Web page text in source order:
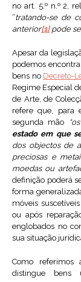
no art. 5.º n.º 2,
“tratando-se de
anterior[1]pode
Apesar da
podemos
bens no Decreto-
Regime Especial
de Arte, de
refere que, para
segunda mão
estado em que
dos objectos de
preciosas e
moedas ou
definição poderá
forma
móveis
ou após
englobados no
sua situação
Como referimos
distingue bens